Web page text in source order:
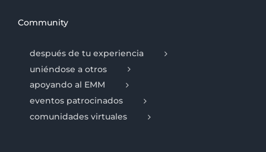
Community
después de tu experiencia
uniéndose a otros
apoyando al EMM
eventos patrocinados
comunidades virtuales